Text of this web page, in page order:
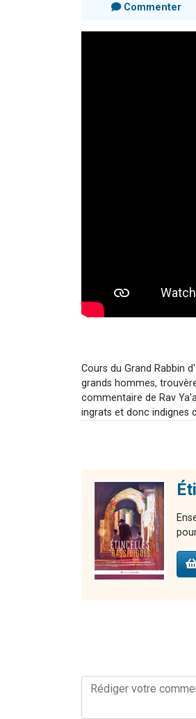
Commenter
Cours du Grand Rabbin
grands hommes,
commentaire de Rav
ingrats et donc indignes